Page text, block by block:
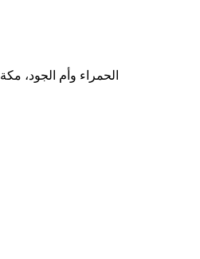
3773، الحمراء وأم الجود، مكة 24321 8059، السعودية